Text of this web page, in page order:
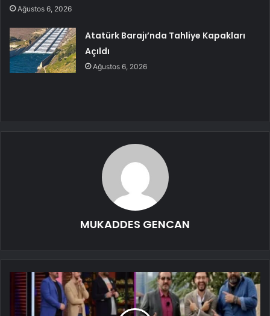
Ağustos 6, 2026
Atatürk Barajı’nda Tahliye Kapakları
Açıldı
Ağustos 6, 2026
MUKADDES GENCAN